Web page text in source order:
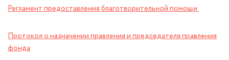
Регламент предоставления благотворительной помощи
Протокол о назначении правления и председателя правления
фонда